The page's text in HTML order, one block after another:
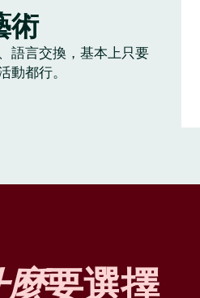
術
語言交換，基本上只要
動都行。
要選擇